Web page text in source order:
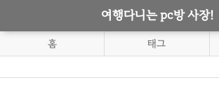
여행다니는 pc방 사장!
홈 태그